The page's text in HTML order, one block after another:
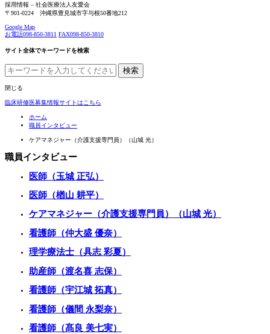
採用情報 – 社会医療法人友愛会
〒901-0224 沖縄県豊見城市字与根50番地212
Google Map
お電話098-850-3811 FAX098-850-3810
サイト全体でキーワードを検索
検索
閉じる
臨床研修医募集情報サイトはこちら
ホーム
職員インタビュー
ケアマネジャー（介護支援専門員）（山城 光）
職員インタビュー
医師（玉城 正弘）
医師（楢山 耕平）
ケアマネジャー（介護支援専門員）（山城 光）
看護師（仲大盛 優奈）
理学療法士（具志 彩夏）
助産師（渡名喜 志保）
看護師（宇江城 拓真）
看護師（儀間 永梨奈）
看護師（髙良 美七実）